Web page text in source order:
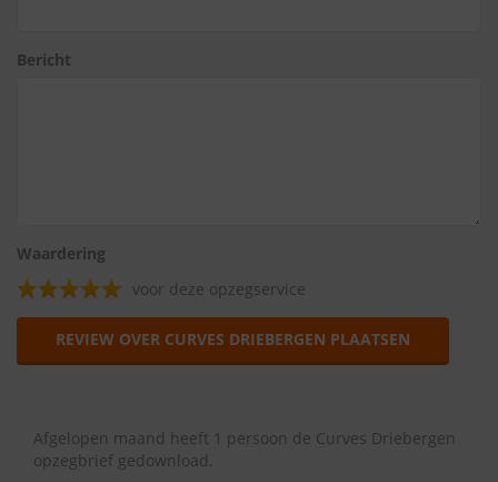
Bericht
Waardering
voor deze opzegservice
REVIEW OVER CURVES DRIEBERGEN PLAATSEN
Afgelopen maand heeft 1 persoon de Curves Driebergen
opzegbrief gedownload.